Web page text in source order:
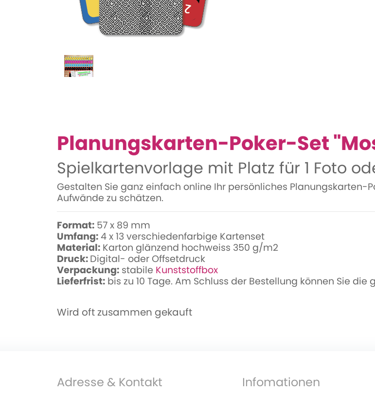
Planungskarten-Poker-Set
Spielkartenvorlage mit Platz für 1 Foto
Gestalten Sie ganz einfach online Ihr persönliches Planungskarten-
Aufwände zu schätzen.
Format: 57 x 89 mm
Umfang:4 x 13 verschiedenfarbige Kartenset
Material: Karton glänzend hochweiss 350 g/m2
Druck:Digital- oder Offsetdruck
Verpackung: stabile Kunststoffbox
Lieferfrist: bis zu 10 Tage. Am Schluss der Bestellung können Sie die
Wird oft zusammen gekauft
Adresse & Kontakt Infomationen